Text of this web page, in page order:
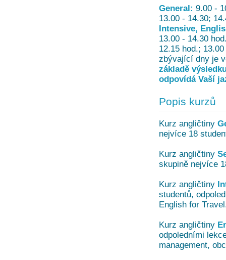
General: 9.00 -
13.00 - 14.30;
Intensive,
13.00 - 14.30
12.15 hod.;
zbývající dny je
základě
odpovídá Vaší
Popis kurzů
Kurz angličtiny
nejvíce 18
Kurz angličtiny
skupině nejvíce
Kurz angličtiny
studentů,
English for
Kurz angličtiny
odpoledními
management,